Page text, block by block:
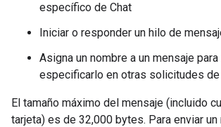
específico de Chat
Iniciar o responder un hilo de
Asigna un nombre a un mensaje
especificarlo en otras solicitudes de
El tamaño máximo del mensaje (incluido
tarjeta) es de 32,000 bytes. Para enviar